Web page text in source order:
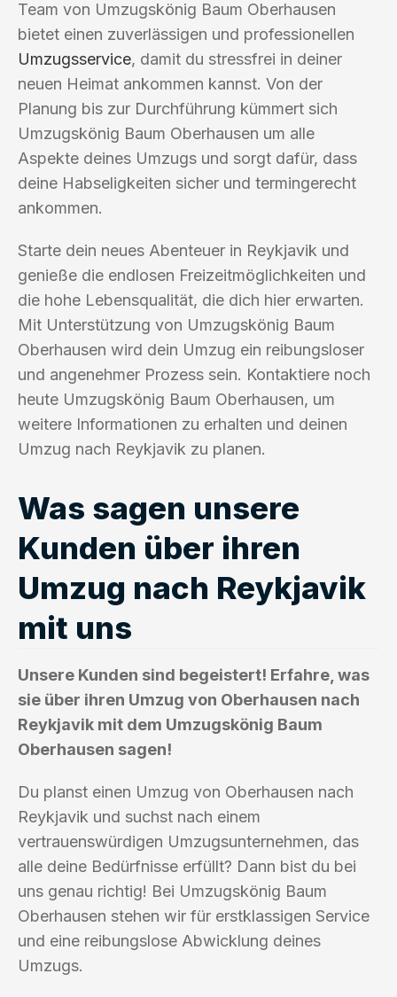
Team von Umzugskönig Baum Oberhausen
bietet einen zuverlässigen und professionellen
Umzugsservice, damit du stressfrei in deiner
neuen Heimat ankommen kannst. Von der
Planung bis zur Durchführung kümmert sich
Umzugskönig Baum Oberhausen um alle
Aspekte deines Umzugs und sorgt dafür, dass
deine Habseligkeiten sicher und termingerecht
ankommen.
Starte dein neues Abenteuer in Reykjavik und
genieße die endlosen Freizeitmöglichkeiten und
die hohe Lebensqualität, die dich hier erwarten.
Mit Unterstützung von Umzugskönig Baum
Oberhausen wird dein Umzug ein reibungsloser
und angenehmer Prozess sein. Kontaktiere noch
heute Umzugskönig Baum Oberhausen, um
weitere Informationen zu erhalten und deinen
Umzug nach Reykjavik zu planen.
Was sagen unsere
Kunden über ihren
Umzug nach Reykjavik
mit uns
Unsere Kunden sind begeistert! Erfahre, was
sie über ihren Umzug von Oberhausen nach
Reykjavik mit dem Umzugskönig Baum
Oberhausen sagen!
Du planst einen Umzug von Oberhausen nach
Reykjavik und suchst nach einem
vertrauenswürdigen Umzugsunternehmen, das
alle deine Bedürfnisse erfüllt? Dann bist du bei
uns genau richtig! Bei Umzugskönig Baum
Oberhausen stehen wir für erstklassigen Service
und eine reibungslose Abwicklung deines
Umzugs.